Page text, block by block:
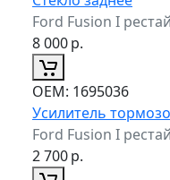
Ford Fusion I
8 000р.
ОЕМ: 1695036
Усилитель
Ford Fusion I
2 700р.